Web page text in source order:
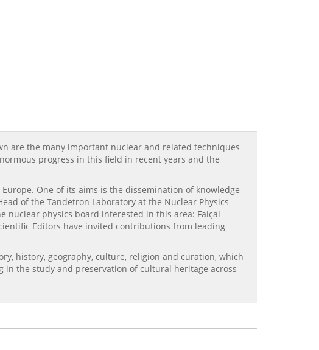
are the many important nuclear and related techniques
progress in this field in recent years and the
One of its aims is the dissemination of knowledge
of the Tandetron Laboratory at the Nuclear Physics
nuclear physics board interested in this area: Faiçal
Editors have invited contributions from leading
history, geography, culture, religion and curation, which
the study and preservation of cultural heritage across